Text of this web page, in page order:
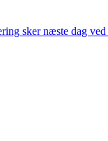
sker næste dag